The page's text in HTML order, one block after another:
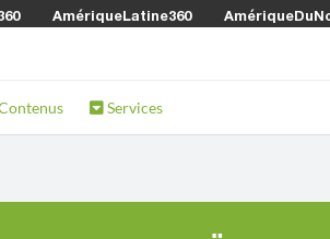
AmériqueLatine360
Services